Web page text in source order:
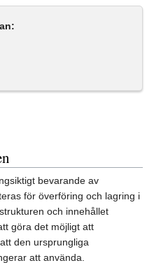
bevarande av
för överföring och lagring i
och innehållet
göra det möjligt att
den ursprungliga
att använda.